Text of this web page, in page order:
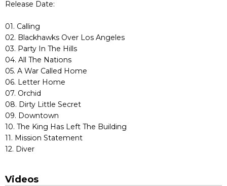
Release Date:
01. Calling
02. Blackhawks Over Los Angeles
03. Party In The Hills
04. All The Nations
05. A War Called Home
06. Letter Home
07. Orchid
08. Dirty Little Secret
09. Downtown
10. The King Has Left The Building
11. Mission Statement
12. Diver
Videos